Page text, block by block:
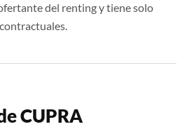
del renting y tiene solo
CUPRA